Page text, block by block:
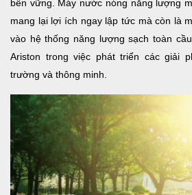
bền vững. Máy nước nóng năng lượng
mang lại lợi ích ngay lập tức mà còn là
vào hệ thống năng lượng sạch toàn
Ariston trong việc phát triển các giải
trường và thông minh.